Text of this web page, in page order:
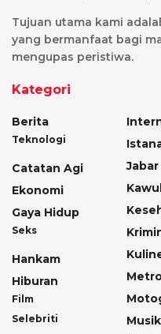
Tujuan utama kami
yang bermanfaat bagi
mengupas peristiwa.
Kategori
Berita
Teknologi
Catatan Agi
Ekonomi
Gaya Hidup
Seks
Hankam
Hiburan
Film
Selebriti
Jabar
Musik